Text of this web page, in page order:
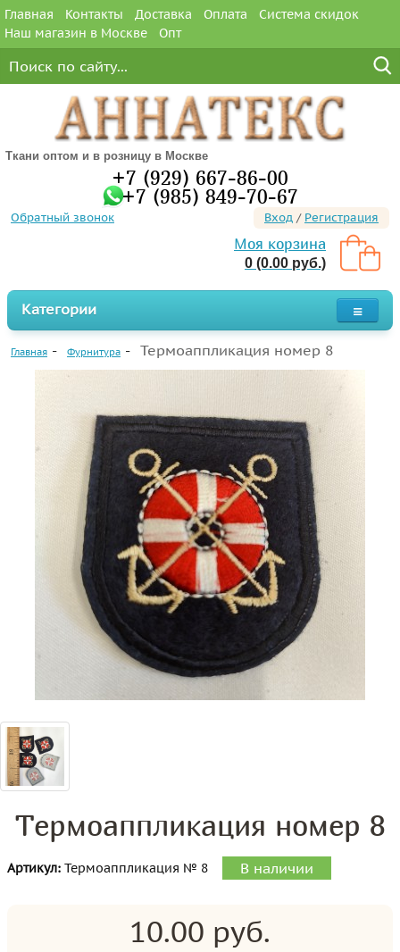
Главная Контакты Доставка Оплата
Система скидок
Наш магазин в Москве
Опт
Ткани оптом и в розницу в Москве
+7 (929) 667-86-00
+7 (985) 849-70-67
Обратный звонок Вход / Регистрация
Моя корзина
0 (0.00 руб.)
Категории
Главная Фурнитура Термоаппликация номер 8
Термоаппликация номер 8
Артикул: Термоаппликация № 8 В наличии
10.00 руб.